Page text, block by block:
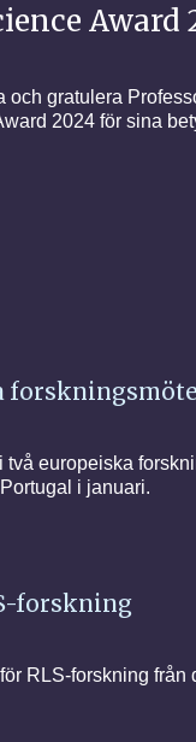
och gratulera
2024 för sina
två europeiska
i januari.
forskning
RLS-forskning